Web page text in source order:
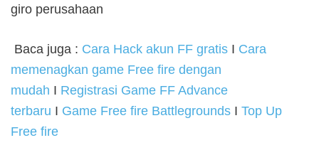
giro perusahaan
Baca juga : Cara Hack akun FF gratis I Cara
memenagkan game Free fire dengan
mudah I Registrasi Game FF Advance
terbaru I Game Free fire Battlegrounds I Top Up
Free fire